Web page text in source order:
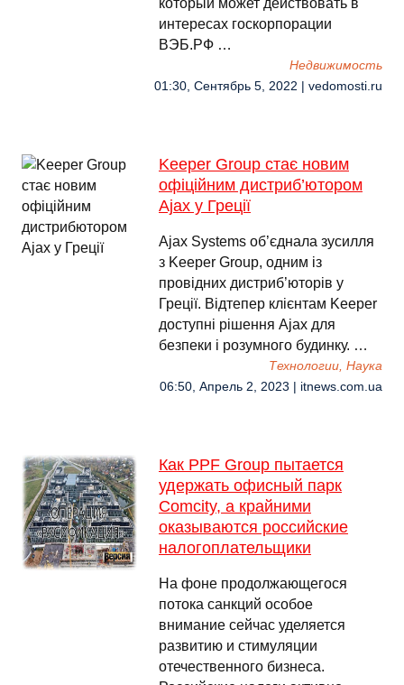
который может действовать в
интересах госкорпорации
ВЭБ.РФ …
Недвижимость
01:30, Сентябрь 5, 2022 | vedomosti.ru
Keeper Group стає новим
офіційним дистриб’ютором
Ajax у Греції
Ajax Systems об’єднала зусилля
з Keeper Group, одним із
провідних дистриб’юторів у
Греції. Відтепер клієнтам Keeper
доступні рішення Ajax для
безпеки і розумного будинку. …
Технологии, Наука
06:50, Апрель 2, 2023 | itnews.com.ua
Как PPF Group пытается
удержать офисный парк
Comcity, а крайними
оказываются российские
налогоплательщики
На фоне продолжающегося
потока санкций особое
внимание сейчас уделяется
развитию и стимуляции
отечественного бизнеса.